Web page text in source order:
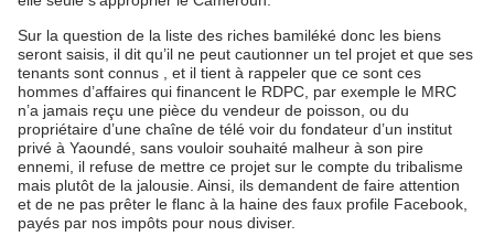
Sur la question de la liste des riches bamiléké donc les biens
seront saisis, il dit qu’il ne peut cautionner un tel projet et que ses
tenants sont connus , et il tient à rappeler que ce sont ces
hommes d’affaires qui financent le RDPC, par exemple le MRC
n’a jamais reçu une pièce du vendeur de poisson, ou du
propriétaire d’une chaîne de télé voir du fondateur d’un institut
privé à Yaoundé, sans vouloir souhaité malheur à son pire
ennemi, il refuse de mettre ce projet sur le compte du tribalisme
mais plutôt de la jalousie. Ainsi, ils demandent de faire attention
et de ne pas prêter le flanc à la haine des faux profile Facebook,
payés par nos impôts pour nous diviser.